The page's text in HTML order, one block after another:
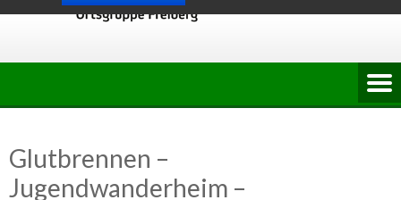
Glutbrennen –
Jugendwanderheim –